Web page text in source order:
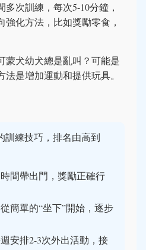
次訓練，每次5-10分鐘，
化方法，比如獎勵零食，
蒙犬幼犬總是亂叫？可能是
是增加運動和提供玩具。
訓練技巧，排名由高到
間帶出門，獎勵正確行
簡單的“坐下”開始，逐步
安排2-3次外出活動，接